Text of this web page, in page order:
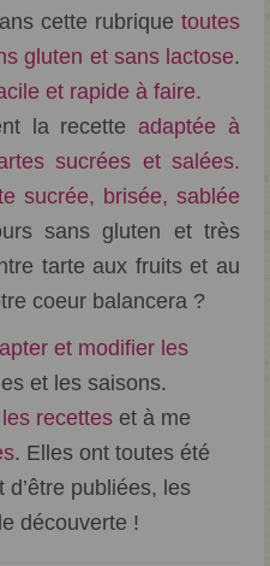
cette rubrique toutes
gluten et sans lactose.
et rapide à faire.
la recette adaptée à
sucrées et salées.
sucrée, brisée, sablée
sans gluten et très
tarte aux fruits et au
coeur balancera ?
et modifier les
et les saisons.
recettes et à me
. Elles ont toutes été
publiées, les
découverte !